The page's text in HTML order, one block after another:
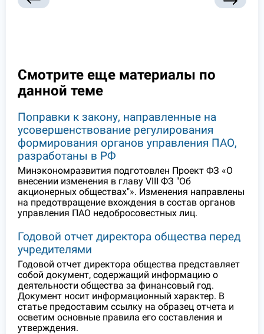
Смотрите еще материалы по
данной теме
Поправки к закону, направленные на
усовершенствование регулирования
формирования органов управления ПАО,
разработаны в РФ
Минэкономразвития подготовлен Проект ФЗ «О
внесении изменения в главу VIII ФЗ "Об
акционерных обществах"». Изменения направлены
на предотвращение вхождения в состав органов
управления ПАО недобросовестных лиц.
Годовой отчет директора общества перед
учредителями
Годовой отчет директора общества представляет
собой документ, содержащий информацию о
деятельности общества за финансовый год.
Документ носит информационный характер. В
статье предоставим ссылку на образец отчета и
осветим основные правила его составления и
утверждения.